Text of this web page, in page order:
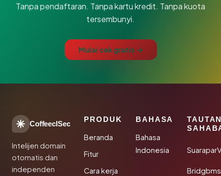
Tanpa pendaftaran. Tanpa kartu kredit. Tanpa kuota
tersembunyi.
Mulai cek gratis →
CoffeeclSec
Intelijen domain
otomatis dan
independen
PRODUK
Beranda
Fitur
Cara kerja
BAHASA
Bahasa
Indonesia